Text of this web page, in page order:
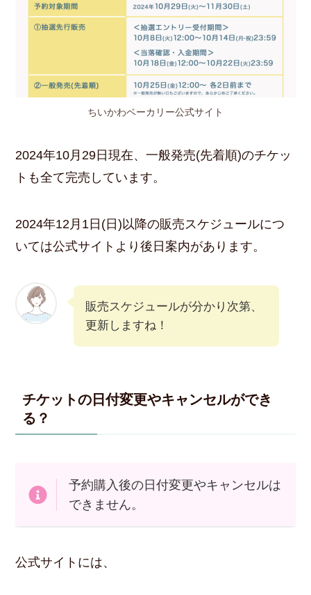
ちいかわベーカリー公式サイト
2024年10月29日現在、一般発売(先着順)のチケッ
トも全て完売しています。
2024年12月1日(日)以降の販売スケジュールにつ
いては公式サイトより後日案内があります。
販売スケジュールが分かり次第、
更新しますね！
チケットの日付変更やキャンセルができ
る？
予約購入後の日付変更やキャンセルは
できません。
公式サイトには、